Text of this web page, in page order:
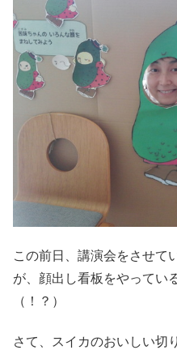
この前日、講演会をさせて
が、顔出し看板をやってい
（！？）
さて、スイカのおいしい切